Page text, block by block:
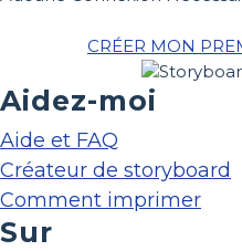
CRÉER MON
Aidez-moi
Aide et FAQ
Créateur de storyboard
Comment imprimer
Sur